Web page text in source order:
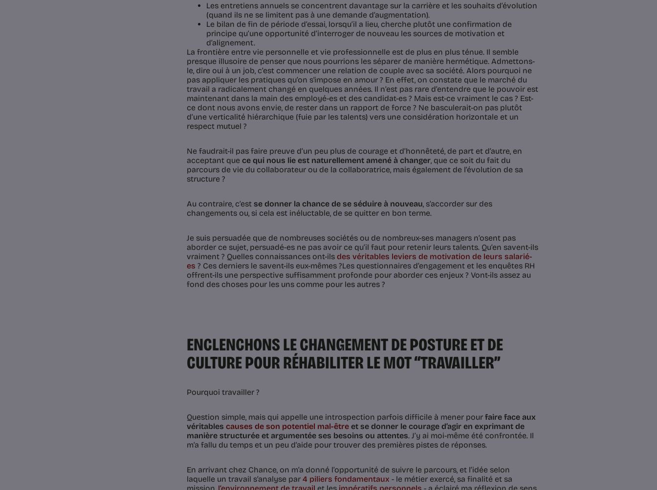
Les entretiens annuels se concentrent davantage sur la carrière et les souhaits d’évolution
(quand ils ne se limitent pas à une demande d’augmentation).
Le bilan de fin de période d’essai, lorsqu’il a lieu, cherche plutôt une confirmation de
principe qu’une opportunité d’interroger de nouveau les sources de motivation et
d’alignement.
La frontière entre vie personnelle et vie professionnelle est de plus en plus ténue. Il semble
presque illusoire de penser que nous pourrions les séparer de manière hermétique. Admettons-
le, dire oui à un job, c’est commencer une relation de couple avec sa société. Alors pourquoi ne
pas appliquer les pratiques qu’on s'impose en amour ? En effet, on constate que le marché du
travail a radicalement changé en quelques années. Il n’est pas rare d’entendre que le pouvoir est
maintenant dans la main des employé-es et des candidat-es ? Mais est-ce vraiment le cas ? Est-
ce dont nous avons envie, de rester dans un rapport de force ? Ne basculerait-on pas plutôt
d’une verticalité hiérarchique (fuie par les talents) vers une considération horizontale et un
respect mutuel ?
Ne faudrait-il pas faire preuve d’un peu plus de courage et d’honnêteté, de part et d’autre, en
acceptant que ce qui nous lie est naturellement amené à changer, que ce soit du fait du
parcours de vie du collaborateur ou de la collaboratrice, mais également de l’évolution de sa
structure ?
Au contraire, c’est se donner la chance de se séduire à nouveau, s’accorder sur des
changements ou, si cela est inéluctable, de se quitter en bon terme.
Je suis persuadée que de nombreuses sociétés ou de nombreux-ses managers n’osent pas
aborder ce sujet, persuadé-es ne pas avoir ce qu’il faut pour retenir leurs talents. Qu’en savent-ils
vraiment ? Quelles connaissances ont-ils des véritables leviers de motivation de leurs salarié-
es ? Ces derniers le savent-ils eux-mêmes ?Les questionnaires d’engagement et les enquêtes RH
offrent-ils une perspective suffisamment profonde pour aborder ces enjeux ? Vont-ils assez au
fond des choses pour les uns comme pour les autres ?
ENCLENCHONS LE CHANGEMENT DE POSTURE ET DE
CULTURE POUR RÉHABILITER LE MOT “TRAVAILLER”
Pourquoi travailler ?
Question simple, mais qui appelle une introspection parfois difficile à mener pour faire face aux
véritables causes de son potentiel mal-être et se donner le courage d’agir en exprimant de
manière structurée et argumentée ses besoins ou attentes. J’y ai moi-même été confrontée. Il
m’a fallu du temps et un peu d’aide pour trouver des premières pistes de réponses.
En arrivant chez Chance, on m’a donné l’opportunité de suivre le parcours, et l’idée selon
laquelle un travail s’analyse par 4 piliers fondamentaux - le métier exercé, sa finalité et sa